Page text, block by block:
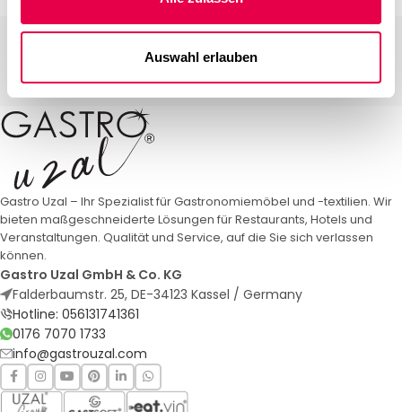
Auswahl erlauben
Gastro Uzal – Ihr Spezialist für Gastronomiemöbel und -textilien. Wir
bieten maßgeschneiderte Lösungen für Restaurants, Hotels und
Veranstaltungen. Qualität und Service, auf die Sie sich verlassen
können.
Gastro Uzal GmbH & Co. KG
Falderbaumstr. 25, DE-34123 Kassel / Germany
Hotline: 056131741361
0176 7070 1733
info@gastrouzal.com